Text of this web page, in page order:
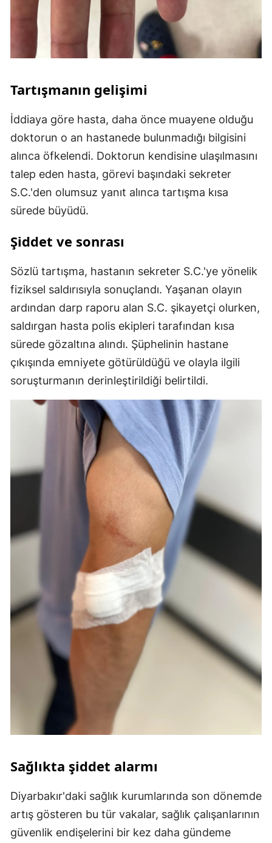
Tartışmanın gelişimi
İddiaya göre hasta, daha önce muayene olduğu
doktorun o an hastanede bulunmadığı bilgisini
alınca öfkelendi. Doktorun kendisine ulaşılmasını
talep eden hasta, görevi başındaki sekreter
S.C.'den olumsuz yanıt alınca tartışma kısa
sürede büyüdü.
Şiddet ve sonrası
Sözlü tartışma, hastanın sekreter S.C.'ye yönelik
fiziksel saldırısıyla sonuçlandı. Yaşanan olayın
ardından darp raporu alan S.C. şikayetçi olurken,
saldırgan hasta polis ekipleri tarafından kısa
sürede gözaltına alındı. Şüphelinin hastane
çıkışında emniyete götürüldüğü ve olayla ilgili
soruşturmanın derinleştirildiği belirtildi.
Sağlıkta şiddet alarmı
Diyarbakır'daki sağlık kurumlarında son dönemde
artış gösteren bu tür vakalar, sağlık çalışanlarının
güvenlik endişelerini bir kez daha gündeme